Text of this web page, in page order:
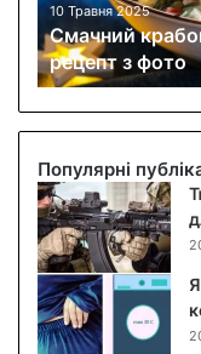
к
р
а
б
о
в
и
й
с
а
л
а
т
:
10 Травня 2025
Смачний
рецепт з фото
Популярні